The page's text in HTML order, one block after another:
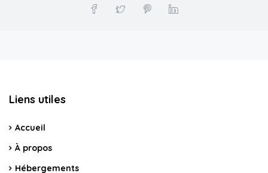
Liens utiles
Accueil
À propos
Hébergements